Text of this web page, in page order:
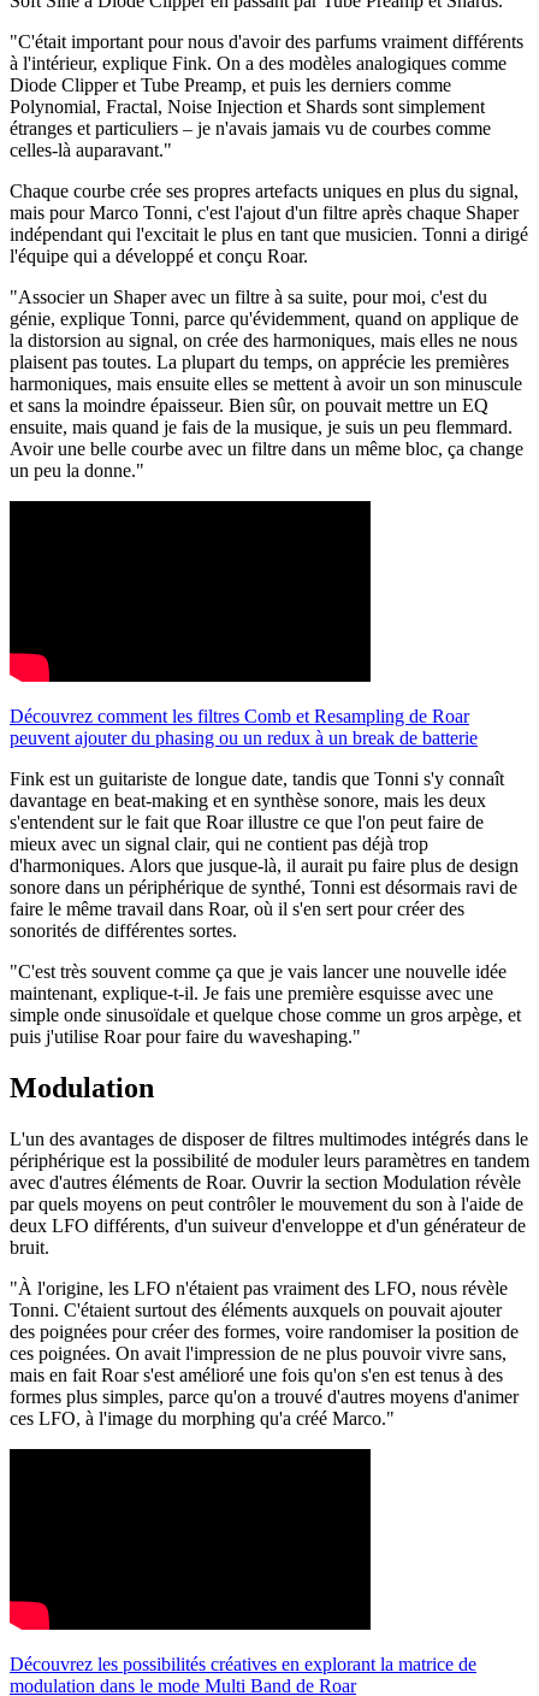
"C'était important pour nous d'avoir des parfums vraiment différents
à l'intérieur, explique Fink. On a des modèles analogiques comme
Diode Clipper et Tube Preamp, et puis les derniers comme
Polynomial, Fractal, Noise Injection et Shards sont simplement
étranges et particuliers – je n'avais jamais vu de courbes comme
celles-là auparavant."
Chaque courbe crée ses propres artefacts uniques en plus du signal,
mais pour Marco Tonni, c'est l'ajout d'un filtre après chaque Shaper
indépendant qui l'excitait le plus en tant que musicien. Tonni a dirigé
l'équipe qui a développé et conçu Roar.
"Associer un Shaper avec un filtre à sa suite, pour moi, c'est du
génie, explique Tonni, parce qu'évidemment, quand on applique de
la distorsion au signal, on crée des harmoniques, mais elles ne nous
plaisent pas toutes. La plupart du temps, on apprécie les premières
harmoniques, mais ensuite elles se mettent à avoir un son minuscule
et sans la moindre épaisseur. Bien sûr, on pouvait mettre un EQ
ensuite, mais quand je fais de la musique, je suis un peu flemmard.
Avoir une belle courbe avec un filtre dans un même bloc, ça change
un peu la donne."
Découvrez comment les filtres Comb et Resampling de Roar
peuvent ajouter du phasing ou un redux à un break de batterie
Fink est un guitariste de longue date, tandis que Tonni s'y connaît
davantage en beat-making et en synthèse sonore, mais les deux
s'entendent sur le fait que Roar illustre ce que l'on peut faire de
mieux avec un signal clair, qui ne contient pas déjà trop
d'harmoniques. Alors que jusque-là, il aurait pu faire plus de design
sonore dans un périphérique de synthé, Tonni est désormais ravi de
faire le même travail dans Roar, où il s'en sert pour créer des
sonorités de différentes sortes.
"C'est très souvent comme ça que je vais lancer une nouvelle idée
maintenant, explique-t-il. Je fais une première esquisse avec une
simple onde sinusoïdale et quelque chose comme un gros arpège, et
puis j'utilise Roar pour faire du waveshaping."
Modulation
L'un des avantages de disposer de filtres multimodes intégrés dans le
périphérique est la possibilité de moduler leurs paramètres en tandem
avec d'autres éléments de Roar. Ouvrir la section Modulation révèle
par quels moyens on peut contrôler le mouvement du son à l'aide de
deux LFO différents, d'un suiveur d'enveloppe et d'un générateur de
bruit.
"À l'origine, les LFO n'étaient pas vraiment des LFO, nous révèle
Tonni. C'étaient surtout des éléments auxquels on pouvait ajouter
des poignées pour créer des formes, voire randomiser la position de
ces poignées. On avait l'impression de ne plus pouvoir vivre sans,
mais en fait Roar s'est amélioré une fois qu'on s'en est tenus à des
formes plus simples, parce qu'on a trouvé d'autres moyens d'animer
ces LFO, à l'image du morphing qu'a créé Marco."
Découvrez les possibilités créatives en explorant la matrice de
modulation dans le mode Multi Band de Roar